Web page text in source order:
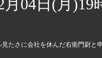
04日(月)19
たさに会社を休んだ右衛門尉と